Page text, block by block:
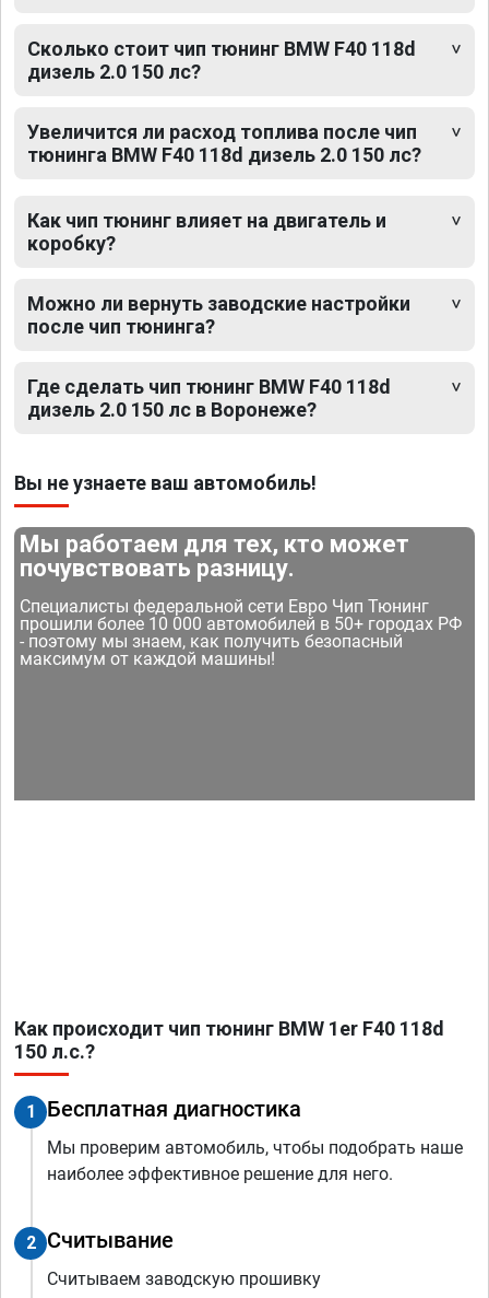
Сколько стоит чип тюнинг BMW F40 118d
дизель 2.0 150 лс?
Увеличится ли расход топлива после чип
тюнинга BMW F40 118d дизель 2.0 150 лс?
Как чип тюнинг влияет на двигатель и
коробку?
Можно ли вернуть заводские настройки
после чип тюнинга?
Где сделать чип тюнинг BMW F40 118d
дизель 2.0 150 лс в Воронеже?
Вы не узнаете ваш автомобиль!
Мы работаем для тех, кто может
почувствовать разницу.
Специалисты федеральной сети Евро Чип Тюнинг
прошили более 10 000 автомобилей в 50+ городах РФ
- поэтому мы знаем, как получить безопасный
максимум от каждой машины!
Как происходит чип тюнинг BMW 1er F40 118d
150 л.с.?
1 Бесплатная диагностика
Мы проверим автомобиль, чтобы подобрать наше
наиболее эффективное решение для него.
2 Считывание
Считываем заводскую прошивку